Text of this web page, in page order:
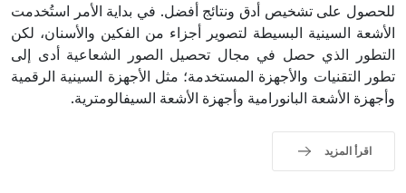
للحصول على تشخيص أدق ونتائج أفضل. في بداية الأمر استُخدمت
الأشعة السينية البسيطة لتصوير أجزاء من الفكين والأسنان، لكن
التطور الذي حصل في مجال تحصيل الصور الشعاعية أدى إلى
تطور التقنيات والأجهزة المستخدمة؛ مثل الأجهزة السينية الرقمية
وأجهزة الأشعة البانورامية وأجهزة الأشعة السيفالومترية.
اقرأ المزيد